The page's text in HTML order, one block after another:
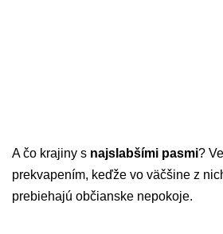
A čo krajiny s najslabšími pasmi?
prekvapením, keďže vo väčšine z
prebiehajú občianske nepokoje.